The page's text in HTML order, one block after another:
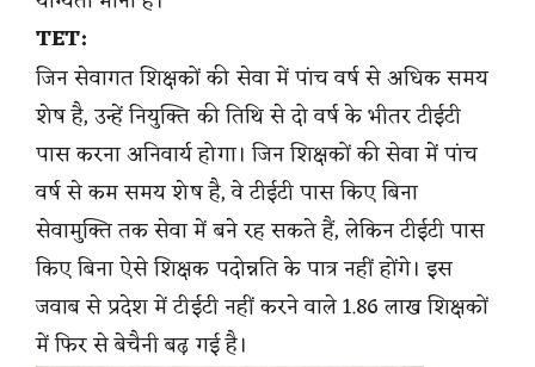
TET:
जिन सेवागत शिक्षकों की सेवा में पांच वर्ष से अधिक समय
शेष है, उन्हें नियुक्ति की तिथि से दो वर्ष के भीतर टीईटी
पास करना अनिवार्य होगा। जिन शिक्षकों की सेवा में पांच
वर्ष से कम समय शेष है, वे टीईटी पास किए बिना
सेवामुक्ति तक सेवा में बने रह सकते हैं, लेकिन टीईटी पास
किए बिना ऐसे शिक्षक पदोन्नति के पात्र नहीं होंगे। इस
जवाब से प्रदेश में टीईटी नहीं करने वाले 1.86 लाख शिक्षकों
में फिर से बेचैनी बढ़ गई है।